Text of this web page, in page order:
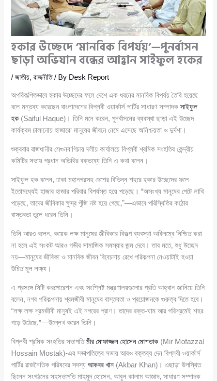
হকার উচ্ছেদে ‘মানবিক বিপর্যয়’—পুনর্বাসন
ছাড়া অভিযান বন্ধের আহ্বান সাইফুল হকের
/জাতীয়,রাজনীতি/ By Desk Report
অপরিকল্পিতভাবে হকার উচ্ছেদের ফলে দেশে এক ধরনের মানবিক বিপর্যয় তৈরি হয়েছে
বলে মন্তব্য করেছেন বাংলাদেশের বিপ্লবী ওয়ার্কার্স পার্টির সাধারণ সম্পাদকসাইফুল
হক (Saiful Haque)। তিনি মনে করেন, পুনর্বাসনের ব্যবস্থা ছাড়া এই উচ্ছেদ
কার্যক্রম চালানোয় হাজারো মানুষের জীবনে নেমে এসেছে অনিশ্চয়তা ও দুর্দশা।
শুক্রবার রাজধানীর সেগুনবাগিচায় দলীয় কার্যালয়ে বিপ্লবী শ্রমিক সংহতির কেন্দ্রীয়
কমিটির সভায় প্রধান অতিথির বক্তব্যে তিনি এ কথা বলেন।
সাইফুল হক বলেন, ঢাকা মহানগরসহ দেশের বিভিন্ন শহরে হকার উচ্ছেদের ফলে
ইতোমধ্যেই হাজার হাজার পরিবার বিপর্যস্ত হয়ে পড়েছে। “অসংখ্য মানুষের পেটে লাথি
পড়েছে, তাদের জীবিকার ক্ষুদ্র পুঁজি নষ্ট হয়ে গেছে,”—এভাবে পরিস্থিতির কঠোর
বাস্তবতা তুলে ধরেন তিনি।
তিনি আরও বলেন, কয়েক লক্ষ মানুষের জীবিকার বিকল্প ব্যবস্থা অবিলম্বে নিশ্চিত করা
না হলে এই সংকট আরও গভীর সামাজিক সমস্যার জন্ম দেবে। তার মতে, শুধু উচ্ছেদ
নয়—মানুষের জীবিকা ও মানবিক জীবন বিবেচনায় রেখে পরিকল্পনা নেওয়াটাই হওয়া
উচিত মূল লক্ষ্য।
এ প্রসঙ্গে সিটি করপোরেশন এবং সংশ্লিষ্ট মন্ত্রণালয়গুলোর প্রতি আহ্বান জানিয়ে তিনি
বলেন, নগর পরিকল্পনায় শ্রমজীবী মানুষের বাস্তবতা ও প্রয়োজনকে গুরুত্ব দিতে হবে।
“লক্ষ লক্ষ শ্রমজীবী মানুষই এই নগরের প্রাণ। তাদের রক্ত-ঘাম আর পরিশ্রমেই শহর
গড়ে উঠেছে,”—উল্লেখ করেন তিনি।
বিপ্লবী শ্রমিক সংহতির সভাপতিমীর মোফাজ্জল হোসেন মোশতাক (Mir Mofazzal
Hossain Mostak)-এর সভাপতিত্বে সভায় আরও বক্তব্য দেন বিপ্লবী ওয়ার্কার্স
পার্টির রাজনৈতিক পরিষদের সদস্যআকবর খান (Akbar Khan)। এছাড়া উপস্থিত
ছিলেন সংগঠনের সহসভাপতি মাহমুদ হোসেন, আবুল কালাম আজাদ, সাধারণ সম্পাদক